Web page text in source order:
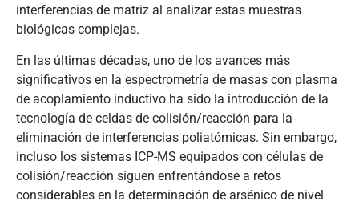
interferencias de matriz al analizar estas muestras
biológicas complejas.
En las últimas décadas, uno de los avances más
significativos en la espectrometría de masas con plasma
de acoplamiento inductivo ha sido la introducción de la
tecnología de celdas de colisión/reacción para la
eliminación de interferencias poliatómicas. Sin embargo,
incluso los sistemas ICP-MS equipados con células de
colisión/reacción siguen enfrentándose a retos
considerables en la determinación de arsénico de nivel